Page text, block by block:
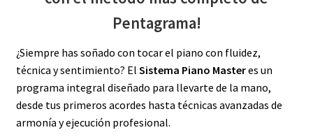
Pentagrama!
¿Siempre has soñado con tocar el piano con fluidez,
técnica y sentimiento? El Sistema Piano Masteres un
programa integral diseñado para llevarte de la mano,
desde tus primeros acordes hasta técnicas avanzadas de
armonía y ejecución profesional.